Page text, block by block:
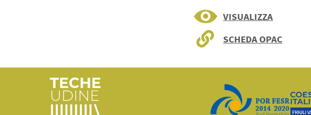
VISUALIZZA
SCHEDA OPAC